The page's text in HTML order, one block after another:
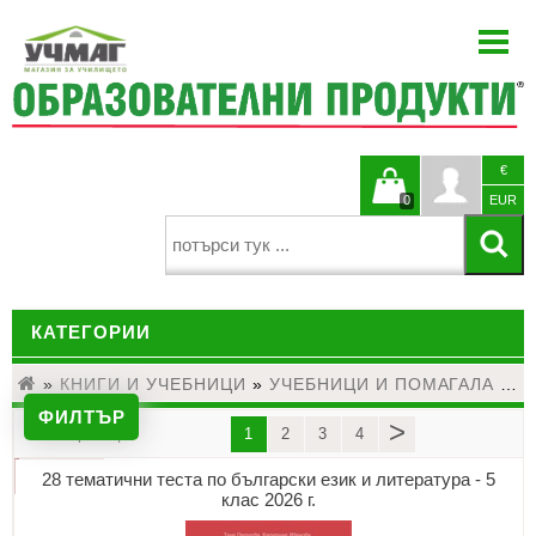
ЗА НАС
КАТАЛОЗИ
€
EUR
0
Кошницата
КАТЕГОРИИ
ДЕТСКИ ГРАДИНИ И НАЧАЛНО ОБРАЗОВАНИЕ
ЕЗИКОВО ОБУЧЕНИЕ
МАТЕМАТИКА
» КНИГИ И УЧЕБНИЦИ » УЧЕБНИЦИ И ПОМАГАЛА
1 2 3 4 >
28 тематични теста по български език и литература - 5
клас 2026 г.
ФИЛТЪР